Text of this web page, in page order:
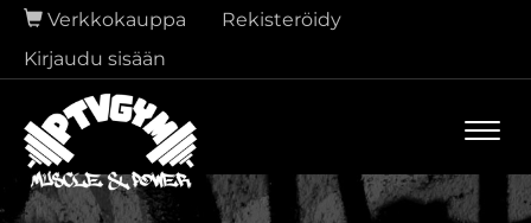
Verkkokauppa
Rekisteröidy
Kirjaudu sisään